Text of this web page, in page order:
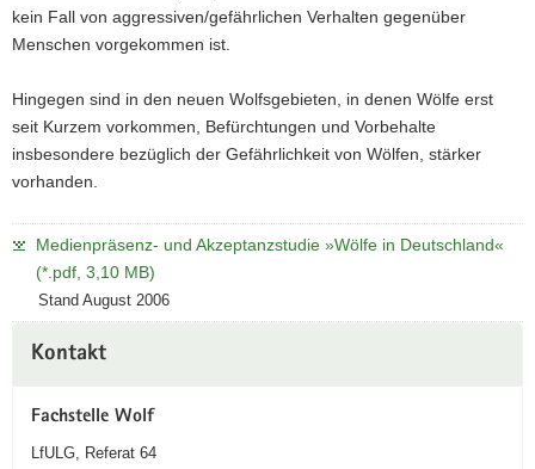
n
kein Fall von aggressiven/gefährlichen Verhalten gegenüber
Menschen vorgekommen ist.
Hingegen sind in den neuen Wolfsgebieten, in denen Wölfe erst
seit Kurzem vorkommen, Befürchtungen und Vorbehalte
insbesondere bezüglich der Gefährlichkeit von Wölfen, stärker
vorhanden.
Medienpräsenz- und Akzeptanzstudie »Wölfe in Deutschland«
(*.pdf, 3,10 MB)
Stand August 2006
Information
Kontakt
Fachstelle Wolf
LfULG, Referat 64